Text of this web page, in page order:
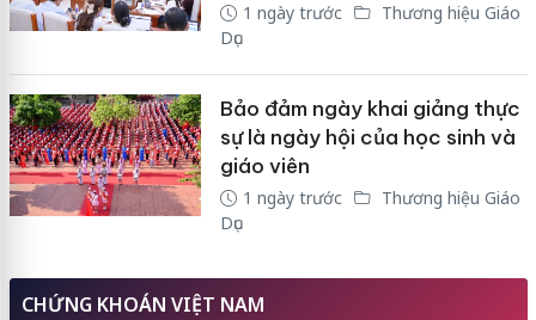
1 ngày trước
Thương hiệu Giáo
Dục
Bảo đảm ngày khai giảng thực
sự là ngày hội của học sinh và
giáo viên
1 ngày trước
Thương hiệu Giáo
Dục
CHỨNG KHOÁN VIỆT NAM